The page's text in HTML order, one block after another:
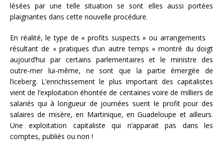
lésées par une telle situation se sont elles aussi portées
plaignantes dans cette nouvelle procédure.
En réalité, le type de « profits suspects » ou arrangements
résultant de « pratiques d’un autre temps » montré du doigt
aujourd’hui par certains parlementaires et le ministre des
outre-mer lui-même, ne sont que la partie émergée de
l’iceberg. L’enrichissement le plus important des capitalistes
vient de l’exploitation éhontée de centaines voire de milliers de
salariés qui à longueur de journées suent le profit pour des
salaires de misère, en Martinique, en Guadeloupe et ailleurs.
Une exploitation capitaliste qui n’apparait pas dans les
comptes, publiés ou non !